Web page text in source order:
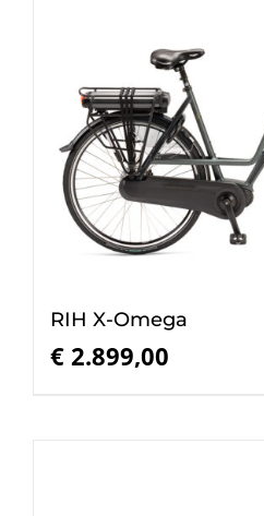
RIH X-Omega
€ 2.899,00